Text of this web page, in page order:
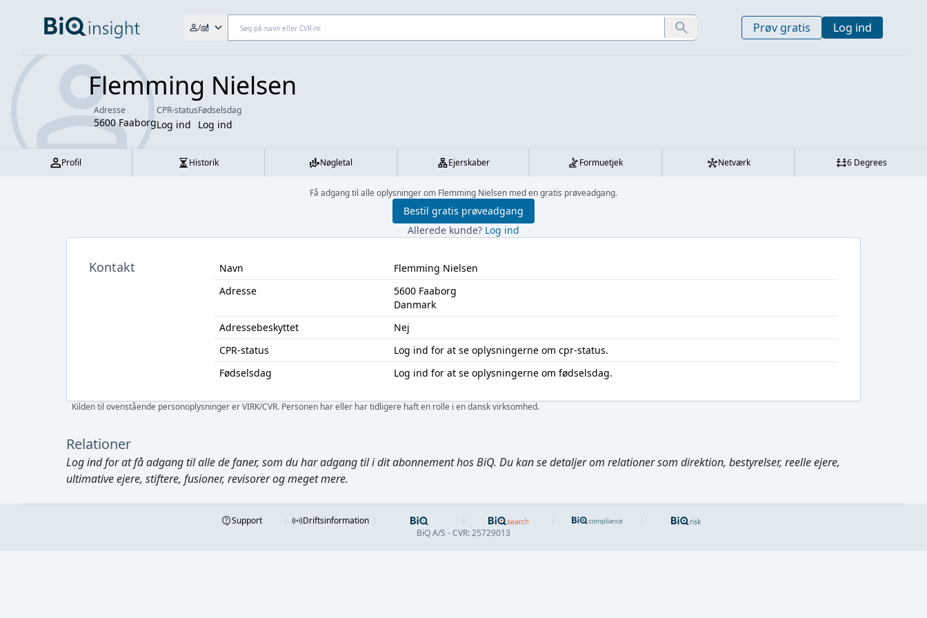
/ Prøv gratis Log ind
Flemming Nielsen
Adresse
5600 Faaborg
CPR-status
Log ind
Fødselsdag
Log ind
Profil Historik Nøgletal Ejerskaber Formuetjek Netværk 6 Degrees
Få adgang til alle oplysninger om Flemming Nielsen med en gratis prøveadgang.
Bestil gratis prøveadgang
Allerede kunde? Log ind
Kontakt Navn
Flemming Nielsen
Adresse
5600 Faaborg
Danmark
Adressebeskyttet
Nej
CPR-status
Log ind for at se oplysningerne om cpr-status.
Fødselsdag
Log ind for at se oplysningerne om fødselsdag.
Kilden til ovenstående personoplysninger er VIRK/CVR. Personen har eller har tidligere haft en rolle i en dansk virksomhed.
Relationer
Log indfor at få adgang til alle de faner, som du har adgang til i dit abonnement hos BiQ. Du kan se detaljer om relationer som direktion, bestyrelser, reelle ejere,
ultimative ejere, stiftere, fusioner, revisorer og meget mere.
Support
Driftsinformation
BiQ A/S - CVR: 25729013